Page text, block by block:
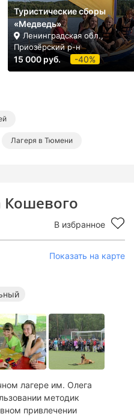
Кошевого
В избранное
Показать на карте
лагере им. Олега
методик
привлечении
Туристические сборы
«Медведь»
Ленинградская обл.,
Приозёрский р-н
15 000 руб. -40%
Лагеря в Тюмени